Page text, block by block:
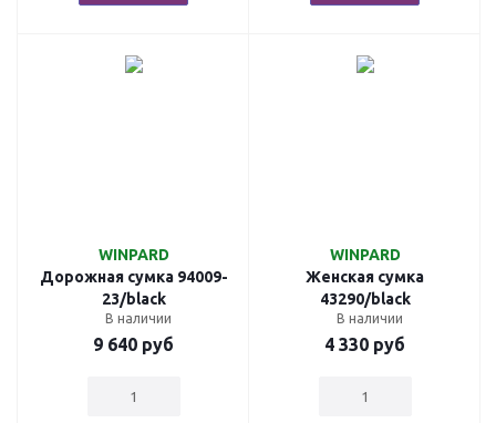
WINPARD
Дорожная сумка 94009-
23/black
В наличии
9 640 руб
WINPARD
Женская сумка
43290/black
В наличии
4 330 руб